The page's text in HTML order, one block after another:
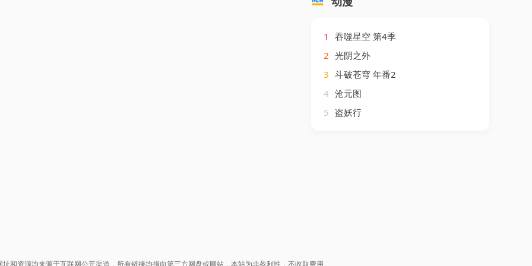
1
吞噬星空 第4季
2 光阴之外
3 斗破苍穹 年番2
4 沧元图
5 盗妖行
和资源均来源于互联网公开渠道，所有链接均指向第三方网盘或网站，本站为非盈利性，不收取费用。